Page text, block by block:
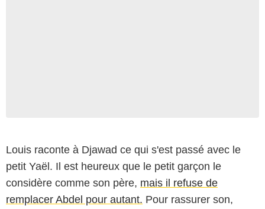
Louis raconte à Djawad ce qui s'est passé avec le
petit Yaël. Il est heureux que le petit garçon le
considère comme son père, mais il refuse de
remplacer Abdel pour autant. Pour rassurer son,